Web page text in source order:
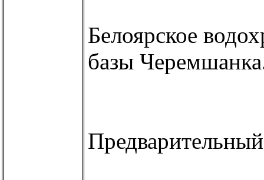
Белоярское
базы